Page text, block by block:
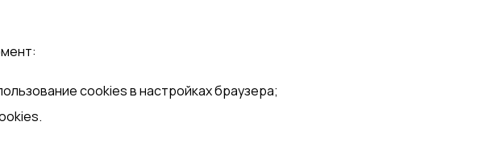
cookies в настройках браузера;